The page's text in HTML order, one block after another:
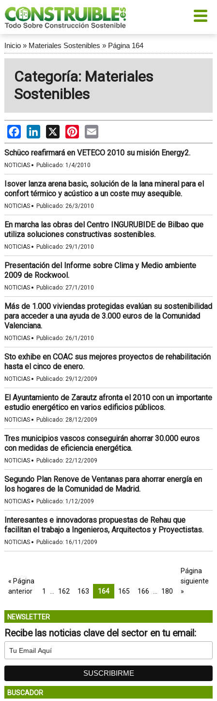
Inicio» Materiales Sostenibles » Página 164
Categoría: Materiales
Sostenibles
FacebookLinkedIn
X PinterestEmail
Schüco reafirmará en VETECO 2010 su misión Energy2.
NOTICIAS · Publicado: 1/4/2010
Isover lanza arena basic, solución de la lana mineral para el
confort térmico y acústico a un coste muy asequible.
NOTICIAS · Publicado: 26/3/2010
En marcha las obras del Centro INGURUBIDE de Bilbao que
utiliza soluciones constructivas sostenibles.
NOTICIAS · Publicado: 29/1/2010
Presentación del Informe sobre Clima y Medio ambiente
2009 de Rockwool.
NOTICIAS · Publicado: 27/1/2010
Más de 1.000 viviendas protegidas evalúan su sostenibilidad
para acceder a una ayuda de 3.000 euros de la Comunidad
Valenciana.
NOTICIAS · Publicado: 26/1/2010
Sto exhibe en COAC sus mejores proyectos de rehabilitación
hasta el cinco de enero.
NOTICIAS · Publicado: 29/12/2009
El Ayuntamiento de Zarautz afronta el 2010 con un importante
estudio energético en varios edificios públicos.
NOTICIAS · Publicado: 28/12/2009
Tres municipios vascos conseguirán ahorrar 30.000 euros
con medidas de eficiencia energética.
NOTICIAS · Publicado: 22/12/2009
Segundo Plan Renove de Ventanas para ahorrar energía en
los hogares de la Comunidad de Madrid.
NOTICIAS · Publicado: 1/12/2009
Interesantes e innovadoras propuestas de Rehau que
facilitan el trabajo a Ingenieros, Arquitectos y Proyectistas.
NOTICIAS · Publicado: 16/11/2009
« Página
anterior
1 162 163 164 165 166 180
Página
siguiente
»
NEWSLETTER
Recibe las noticias clave del sector en tu email:
BUSCADOR